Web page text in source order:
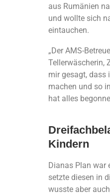
aus Rumänien
und wollte sich
eintauchen.
„Der AMS-
Tellerwäscherin,
mir gesagt, dass
machen und so
hat alles
Kindern
Dianas Plan war
setzte diesen in
wusste aber